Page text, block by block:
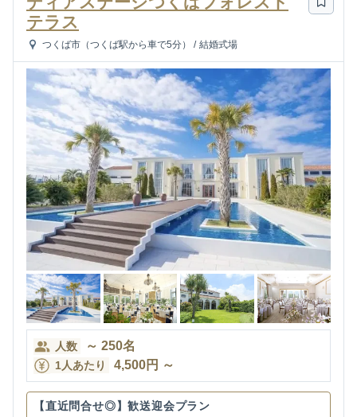
テラス
つくば市（つくば駅から車で5分） / 結婚式場
人数 ～ 250名
1人あたり 4,500円 ～
【直近問合せ◎】歓送迎会プラン